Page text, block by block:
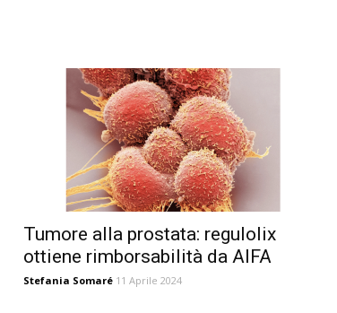
Tumore alla prostata: regulolix
ottiene rimborsabilità da AIFA
Stefania Somaré 11 Aprile 2024